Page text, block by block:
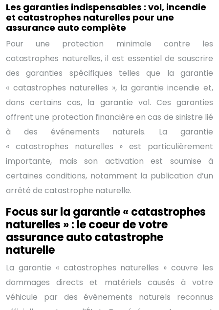
Les garanties indispensables : vol, incendie
et catastrophes naturelles pour une
assurance auto complète
Pour une protection minimale contre les
catastrophes naturelles, il est essentiel de souscrire
des garanties spécifiques telles que la garantie
« catastrophes naturelles », la garantie incendie et,
dans certains cas, la garantie vol. Ces garanties
offrent une protection financière en cas de sinistre lié
à des événements naturels. La garantie
« catastrophes naturelles » est particulièrement
importante, mais son activation est soumise à
certaines conditions, notamment la publication d’un
arrêté de catastrophe naturelle.
Focus sur la garantie « catastrophes
naturelles » : le coeur de votre
assurance auto catastrophe
naturelle
La garantie « catastrophes naturelles » couvre les
dommages directs et matériels causés à votre
véhicule par des événements naturels reconnus